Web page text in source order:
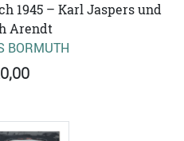
1945 – Karl Jaspers und
Arendt
BORMUTH